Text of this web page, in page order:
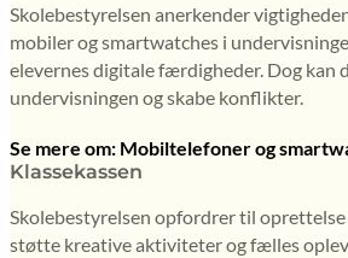
Skolebestyrelsen anerkender
mobiler og smartwatches i
elevernes digitale færdigheder. Dog kan
undervisningen og skabe konflikter.
Se mere om: Mobiltelefoner og
Klassekassen
Skolebestyrelsen opfordrer til oprettelse
støtte kreative aktiviteter og fælles